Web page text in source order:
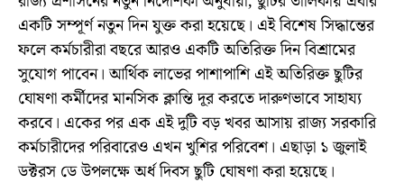
একটি সম্পূর্ণ নতুন দিন যুক্ত করা হয়েছে। এই বিশেষ সিদ্ধান্তের
ফলে কর্মচারীরা বছরে আরও একটি অতিরিক্ত দিন বিশ্রামের
সুযোগ পাবেন। আর্থিক লাভের পাশাপাশি এই অতিরিক্ত ছুটির
ঘোষণা কর্মীদের মানসিক ক্লান্তি দূর করতে দারুণভাবে সাহায্য
করবে। একের পর এক এই দুটি বড় খবর আসায় রাজ্য সরকারি
কর্মচারীদের পরিবারেও এখন খুশির পরিবেশ। এছাড়া ১ জুলাই
ডক্টরস ডে উপলক্ষে অর্ধ দিবস ছুটি ঘোষণা করা হয়েছে।